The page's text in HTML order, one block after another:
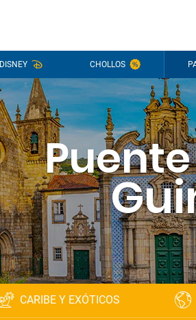
DISNEY CHOLLOS
CARIBE Y EXÓTICOS